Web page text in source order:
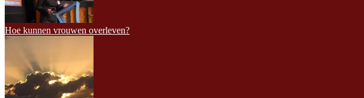
Hoe kunnen vrouwen overleven?